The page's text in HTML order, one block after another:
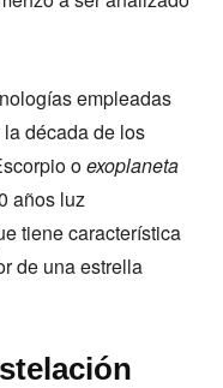
empleadas
década de los
oexoplaneta
años luz
tiene característica
de una estrella